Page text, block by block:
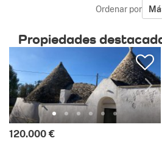
Ordenar por
Propiedades
120.000 €